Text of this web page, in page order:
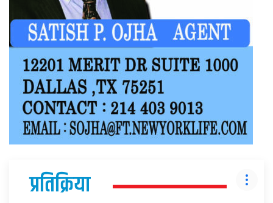
प्रतिक्रिया